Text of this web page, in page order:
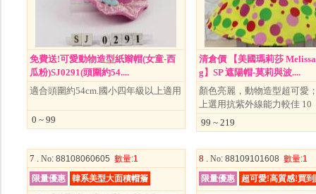
免費送!可愛動物造型紙辮帽(女童-西
瓜粉)SJ0291(頭圍約54....
適合頭圍約54cm.國小四年級以上適用
0 ~ 99
清倉價 【美國瑪莉莎
g】SP 遮陽帽-莫莉與波....
顏色亮麗，動物造型超可愛
上選用抗紫外線能力較佳 10
99 ~ 219
7 . No: 88108060605 數量:1
限量優惠
韓系美型大面積帽簷
8 . No: 88109101608 數量:1
限量優惠
超可愛!高質感!買